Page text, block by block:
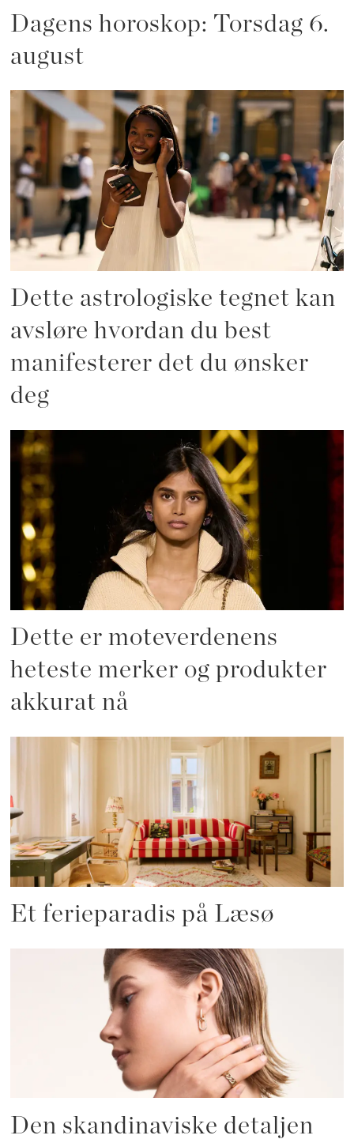
Dagens horoskop: Torsdag 6.
august
Dette astrologiske tegnet kan
avsløre hvordan du best
manifesterer det du ønsker
deg
Dette er moteverdenens
heteste merker og produkter
akkurat nå
Et ferieparadis på Læsø
Den skandinaviske detaljen